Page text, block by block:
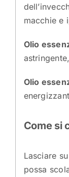
macchie e
Olio
Olio
Come si
Lasciare
possa